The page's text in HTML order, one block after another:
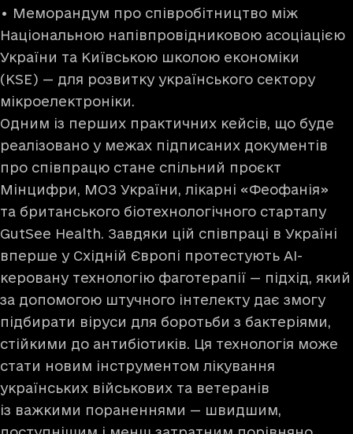
• Меморандум про співробітництво між
Національною напівпровідниковою асоціацією
України та Київською школою економіки
(KSE) — для розвитку українського сектору
мікроелектроніки.
Одним із перших практичних кейсів, що буде
реалізовано у межах підписаних документів
про співпрацю стане спільний проєкт
Мінцифри, МОЗ України, лікарні «Феофанія»
та британського біотехнологічного стартапу
GutSee Health. Завдяки цій співпраці в Україні
вперше у Східній Європі протестують AI-
керовану технологію фаготерапії — підхід, який
за допомогою штучного інтелекту дає змогу
підбирати віруси для боротьби з бактеріями,
стійкими до антибіотиків. Ця технологія може
стати новим інструментом лікування
українських військових та ветеранів
із важкими пораненнями — швидшим,